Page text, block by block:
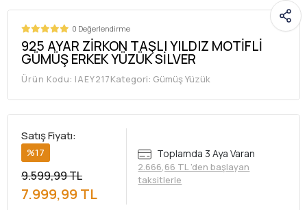
0 Değerlendirme
925 AYAR ZİRKON TAŞLI YILDIZ MOTİFLİ
GÜMÜŞ ERKEK YÜZÜK SİLVER
Ürün Kodu: IAEY217Kategori: Gümüş Yüzük
Satış Fiyatı:
%17
9.599,99 TL
7.999,99 TL
Toplamda 3 Aya Varan
2.666,66 TL 'den başlayan
taksitlerle